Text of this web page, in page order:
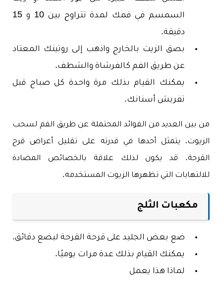
السمسم في فمك لمدة تتراوح بين 10 و 15
دقيقة.
بصق الزيت بالخارج واذهب إلى روتينك المعتاد
عن طريق الفم كالفرشاة والشطف.
يمكنك القيام بذلك مرة واحدة كل صباح قبل
تفريش أسنانك.
من بين العديد من الفوائد المحتملة عن طريق الفم لسحب
الزيوت، يتمثل أحدها في قدرته على تقليل أعراض قرح
القرحة. قد يكون لذلك علاقة بالخصائص المضادة
للالتهابات التي تظهرها الزيوت المستخدمه.
مكعبات الثلج
ضع بعض الجليد على قرحة القرحة لبضع دقائق.
يمكنك القيام بذلك عدة مرات يوميًا.
لماذا هذا يعمل